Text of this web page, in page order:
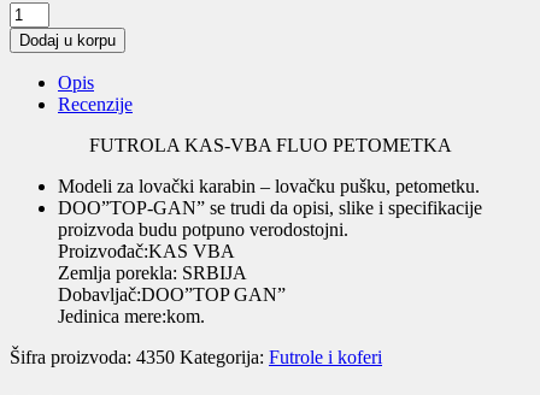
FUTROLA
KAS-
VBA
FLUO
PETOMETKA
quantity
Dodaj u korpu
Opis
Recenzije
FUTROLA KAS-VBA FLUO PETOMETKA
Modeli za lovački karabin – lovačku pušku, petometku.
DOO”TOP-GAN” se trudi da opisi, slike i specifikacije
proizvoda budu potpuno verodostojni.
Proizvođač:KAS VBA
Zemlja porekla: SRBIJA
Dobavljač:DOO”TOP GAN”
Jedinica mere:kom.
Šifra proizvoda: 4350 Kategorija: Futrole i koferi